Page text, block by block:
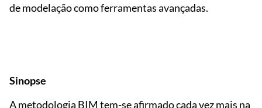
de modelação como ferramentas avançadas.
Sinopse
A metodologia BIM tem-se afirmado cada vez mais na